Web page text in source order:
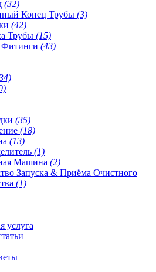
(32)
Конец Трубы (3)
(42)
Трубы (15)
(43)
(35)
(18)
(13)
(1)
Машина (2)
Запуска & Приёма Очистного
(1)
услуга